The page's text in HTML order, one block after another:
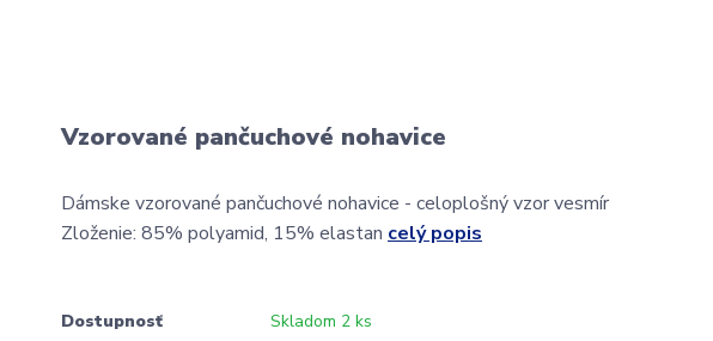
Vzorované pančuchové nohavice
Dámske vzorované pančuchové nohavice - celoplošný vzor vesmír
Zloženie: 85% polyamid, 15% elastan celý popis
Dostupnosť Skladom 2 ks